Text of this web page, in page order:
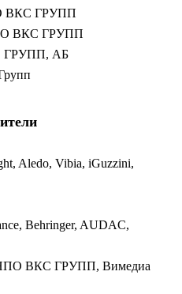
ВКС ГРУПП
ВКС ГРУПП
АБ
Aledo, Vibia, iGuzzini,
Behringer, AUDAC,
ВКС ГРУПП, Вимедиа